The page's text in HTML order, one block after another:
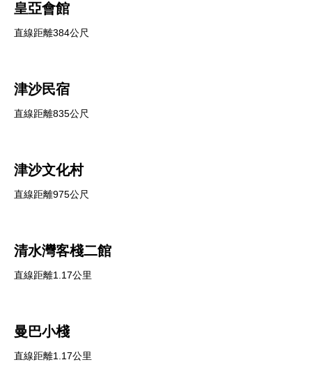
皇亞會館
直線距離384公尺
津沙民宿
直線距離835公尺
津沙文化村
直線距離975公尺
清水灣客棧二館
直線距離1.17公里
曼巴小棧
直線距離1.17公里